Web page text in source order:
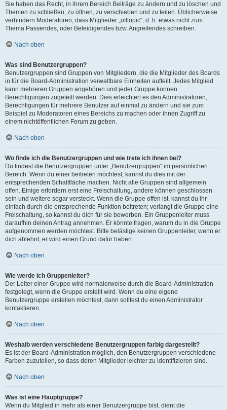
Sie haben das Recht, in ihrem Bereich Beiträge zu ändern und zu löschen und
Themen zu schließen, zu öffnen, zu verschieben und zu teilen. Üblicherweise
verhindern Moderatoren, dass Mitglieder „offtopic“, d. h. etwas nicht zum
Thema Passendes, oder Beleidigendes bzw. Angreifendes schreiben.
Nach oben
Was sind Benutzergruppen?
Benutzergruppen sind Gruppen von Mitgliedern, die die Mitglieder des Boards
in für die Board-Administration verwaltbare Einheiten aufteilt. Jedes Mitglied
kann mehreren Gruppen angehören und jeder Gruppe können
Berechtigungen zugeteilt werden. Dies erleichtert es den Administratoren,
Berechtigungen für mehrere Benutzer auf einmal zu ändern und sie zum
Beispiel zu Moderatoren eines Bereichs zu machen oder ihnen Zugriff zu
einem nichtöffentlichen Forum zu geben.
Nach oben
Wo finde ich die Benutzergruppen und wie trete ich ihnen bei?
Du findest die Benutzergruppen unter „Benutzergruppen“ im persönlichen
Bereich. Wenn du einer beitreten möchtest, kannst du dies mit der
entsprechenden Schaltfläche machen. Nicht alle Gruppen sind allgemein
offen. Einige erfordern erst eine Freischaltung, andere können geschlossen
sein und weitere sogar versteckt. Wenn die Gruppe offen ist, kannst du ihr
einfach durch die entsprechende Funktion beitreten; verlangt die Gruppe eine
Freischaltung, so kannst du dich für sie bewerben. Ein Gruppenleiter muss
daraufhin deinen Antrag annehmen. Er könnte fragen, warum du in die Gruppe
aufgenommen werden möchtest. Bitte belästige keinen Gruppenleiter, wenn er
dich ablehnt, er wird einen Grund dafür haben.
Nach oben
Wie werde ich Gruppenleiter?
Der Leiter einer Gruppe wird normalerweise durch die Board-Administration
festgelegt, wenn die Gruppe erstellt wird. Wenn du eine eigene
Benutzergruppe erstellen möchtest, dann solltest du einen Administrator
kontaktieren.
Nach oben
Weshalb werden verschiedene Benutzergruppen farbig dargestellt?
Es ist der Board-Administration möglich, den Benutzergruppen verschiedene
Farben zuzuteilen, so dass deren Mitglieder leichter zu identifizieren sind.
Nach oben
Was ist eine Hauptgruppe?
Wenn du Mitglied in mehr als einer Benutzergruppe bist, dient die